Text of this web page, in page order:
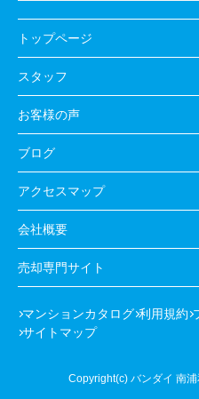
トップページ
スタッフ
お客様の声
ブログ
アクセスマップ
会社概要
売却専門サイト
マンションカタログ 利用規約
サイトマップ
Copyright(c) バンダイ 南